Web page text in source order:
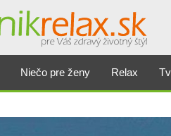
Niečo pre ženy Relax